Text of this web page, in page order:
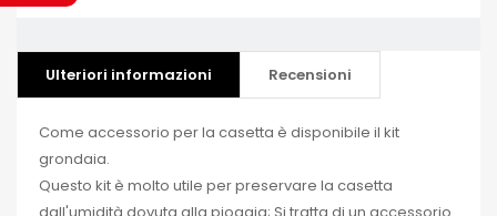
Ulteriori informazioni Recensioni
Come accessorio per la casetta è disponibile il kit
grondaia.
Questo kit è molto utile per preservare la casetta
dall'umidità dovuta alla pioggia; Si tratta di un accessorio